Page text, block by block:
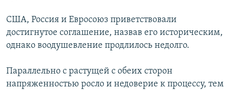
США, Россия и Евросоюз приветствовали
достигнутое соглашение, назвав его историческим,
однако воодушевление продлилось недолго.
Параллельно с растущей с обеих сторон
напряженностью росло и недоверие к процессу, тем